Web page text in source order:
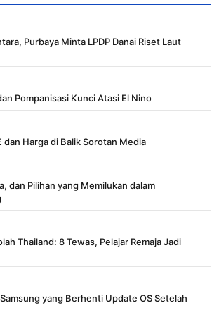
Purbaya Minta LPDP Danai Riset Laut
Pompanisasi Kunci Atasi El Nino
dan Harga di Balik Sorotan Media
dan Pilihan yang Memilukan dalam
Thailand: 8 Tewas, Pelajar Remaja Jadi
yang Berhenti Update OS Setelah